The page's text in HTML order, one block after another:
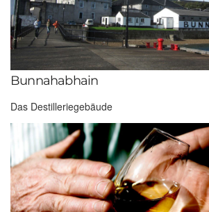
Bunnahabhain
Das Destilleriegebäude